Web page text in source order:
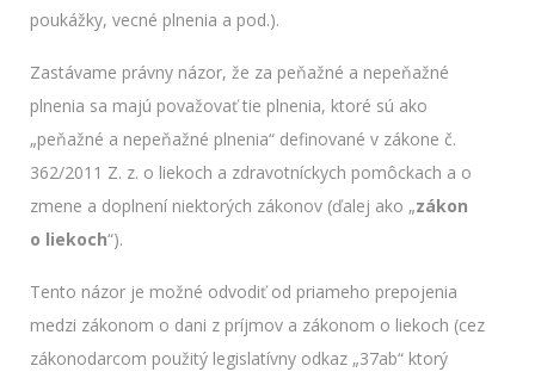
poukážky, vecné plnenia a pod.).
Zastávame právny názor, že za peňažné a nepeňažné
plnenia sa majú považovať tie plnenia, ktoré sú ako
„peňažné a nepeňažné plnenia“ definované v zákone č.
362/2011 Z. z. o liekoch a zdravotníckych pomôckach a o
zmene a doplnení niektorých zákonov (ďalej ako „zákon
o liekoch“).
Tento názor je možné odvodiť od priameho prepojenia
medzi zákonom o dani z príjmov a zákonom o liekoch (cez
zákonodarcom použitý legislatívny odkaz „37ab“ ktorý